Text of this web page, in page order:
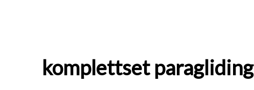
komplettset paragliding